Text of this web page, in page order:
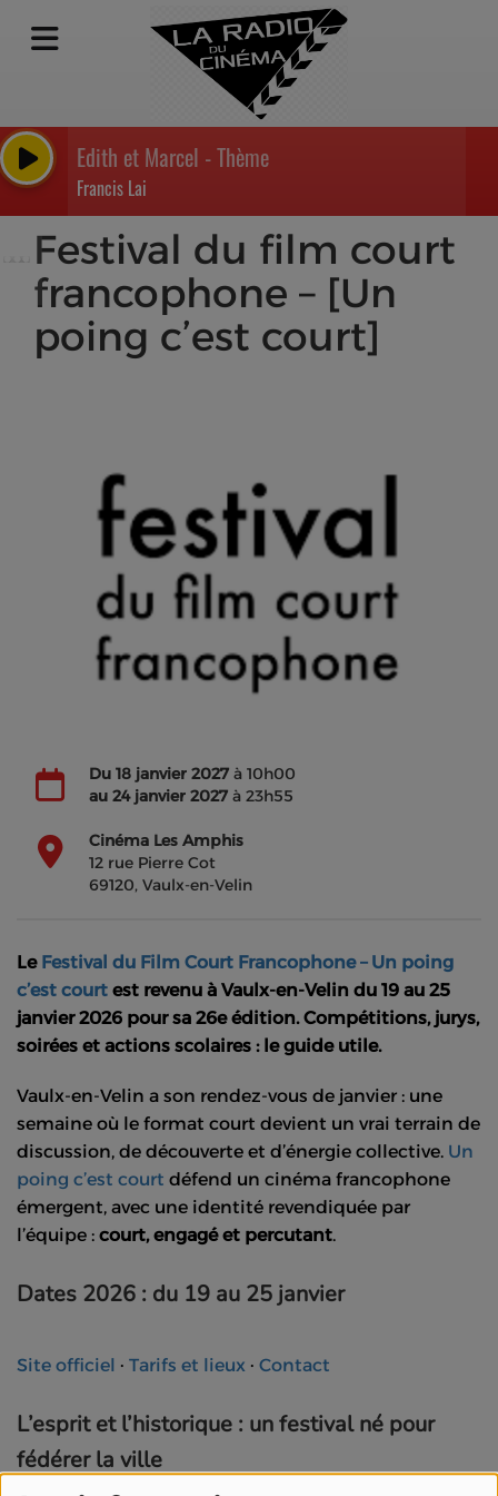
Edith et Marcel - Thème
Francis Lai
Festival du film court
francophone – [Un
poing c’est court]
Du 18 janvier 2027 à 10h00
au 24 janvier 2027 à 23h55
Cinéma Les Amphis
12 rue Pierre Cot
69120, Vaulx-en-Velin
Le Festival du Film Court Francophone – Un poing
c’est court est revenu à Vaulx-en-Velin du 19 au 25
janvier 2026 pour sa 26eédition. Compétitions, jurys,
soirées et actions scolaires : le guide utile.
Vaulx-en-Velin a son rendez-vous de janvier : une
semaine où le format court devient un vrai terrain de
discussion, de découverte et d’énergie collective. Un
poing c’est court défend un cinéma francophone
émergent, avec une identité revendiquée par
l’équipe : court, engagé et percutant.
Dates 2026 : du 19 au 25 janvier
Site officiel · Tarifs et lieux · Contact
L’esprit et l’historique : un festival né pour
fédérer la ville